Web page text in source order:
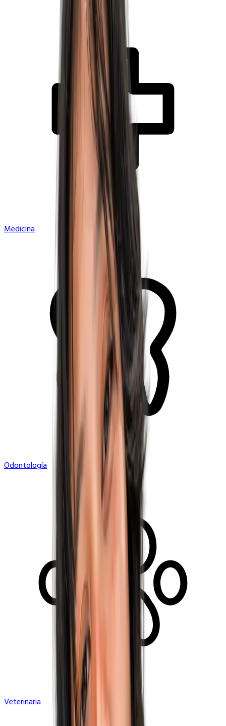
Medicina
Odontología
Veterinaria